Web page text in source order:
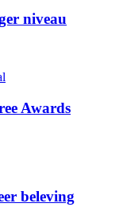
niveau
Awards
beleving